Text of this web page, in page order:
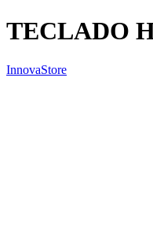
TECLADO
InnovaStore